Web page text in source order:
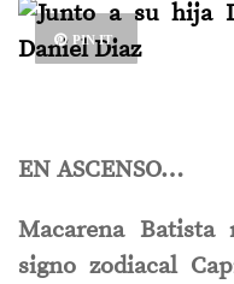
PIN IT
EN ASCENSO…
Macarena Batista
signo zodiacal